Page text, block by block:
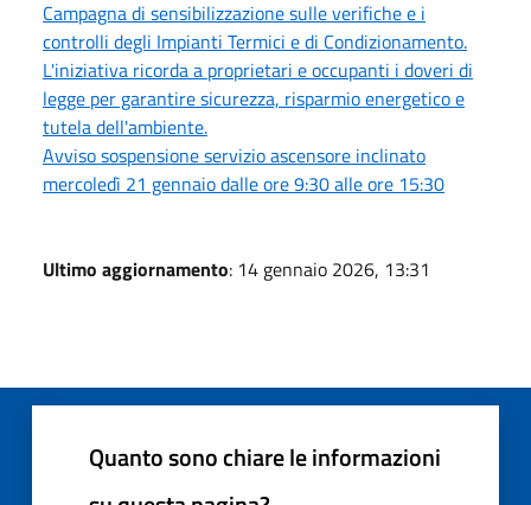
Campagna di sensibilizzazione sulle verifiche e i
controlli degli Impianti Termici e di Condizionamento.
L'iniziativa ricorda a proprietari e occupanti i doveri di
legge per garantire sicurezza, risparmio energetico e
tutela dell'ambiente.
Avviso sospensione servizio ascensore inclinato
mercoledì 21 gennaio dalle ore 9:30 alle ore 15:30
Ultimo aggiornamento: 14 gennaio 2026, 13:31
Quanto sono chiare le informazioni